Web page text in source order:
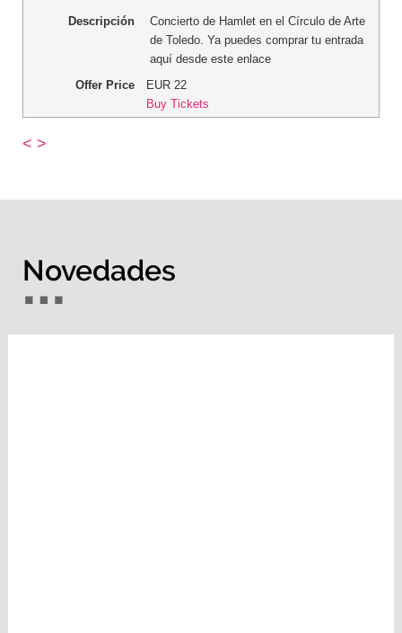
Descripción
Concierto de Hamlet en el Círculo de Arte
de Toledo. Ya puedes comprar tu entrada
aquí desde este enlace
Offer Price
EUR 22
Buy Tickets
< >
Novedades